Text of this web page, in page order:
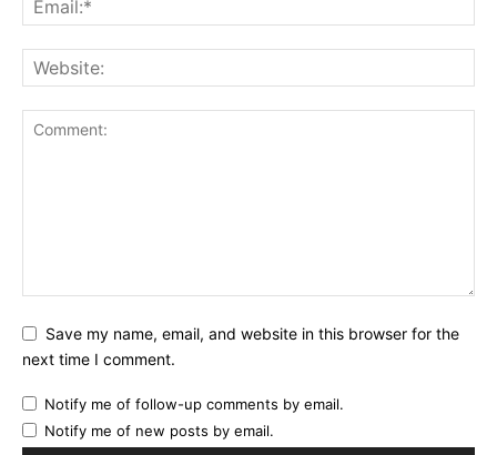
Save my name, email, and website in this browser for the
next time I comment.
Notify me of follow-up comments by email.
Notify me of new posts by email.